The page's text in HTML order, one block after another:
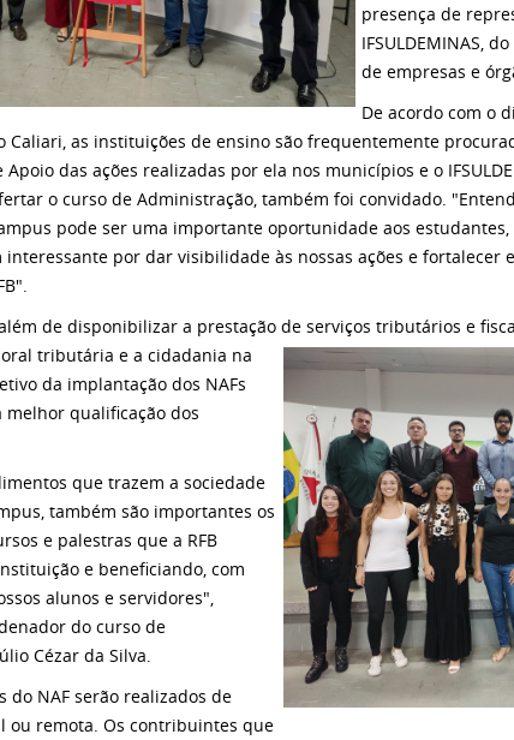
presença de
IFSULDEMINAS,
de empresas e
De acordo com o
Caliari, as instituições de ensino são frequentemente
das ações realizadas por ela nos municípios e o
o curso de Administração, também foi convidado.
pode ser uma importante oportunidade aos
interessante por dar visibilidade às nossas ações e fortalecer
além de disponibilizar a prestação de serviços tributários e
tributária e a cidadania na
da implantação dos NAFs
qualificação dos
que trazem a sociedade
também são importantes os
e palestras que a RFB
e beneficiando, com
alunos e servidores",
do curso de
Cézar da Silva.
do NAF serão realizados de
ou remota. Os contribuintes que